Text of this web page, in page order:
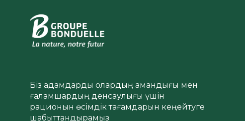
Біз адамдарды олардың амандығы мен
ғаламшардың денсаулығы үшін
рационын өсімдік тағамдарын кеңейтуге
шабыттандырамыз